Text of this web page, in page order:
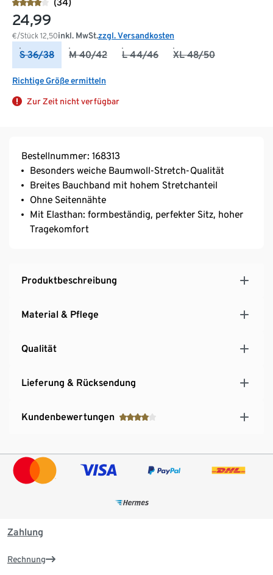
24,99
€/Stück 12,50inkl. MwSt.zzgl. Versandkosten
S 36/38 M 40/42 L 44/46 XL 48/50
Richtige Größe ermitteln
Zur Zeit nicht verfügbar
Bestellnummer: 168313
Besonders weiche Baumwoll-Stretch-Qualität
Breites Bauchband mit hohem Stretchanteil
Ohne Seitennähte
Mit Elasthan: formbeständig, perfekter Sitz, hoher
Tragekomfort
Produktbeschreibung
Material & Pflege
Qualität
Lieferung & Rücksendung
Kundenbewertungen
Zahlung
Rechnung